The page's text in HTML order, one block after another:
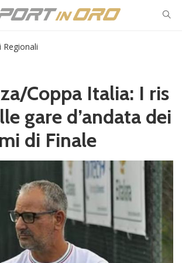
Coppa Italia: I ris
gare d’andata dei
di Finale